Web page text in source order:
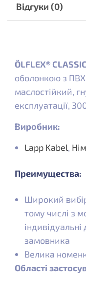
Відгуки (0)
ÖLFLEX®
оболонкою з
маслостійкий,
експлуатації,
Виробник:
Lapp Kabel,
Преимущества:
Широкий
тому числі з
замовника
Велика
Області